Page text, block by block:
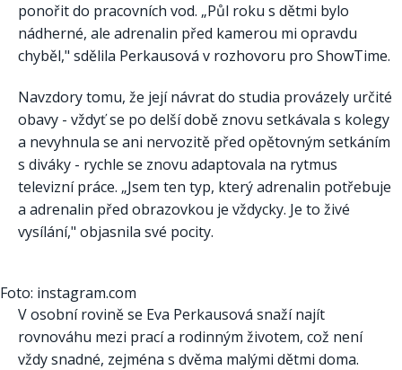
ponořit do pracovních vod. „Půl roku s dětmi bylo
nádherné, ale adrenalin před kamerou mi opravdu
chyběl," sdělila Perkausová v rozhovoru pro ShowTime.
Navzdory tomu, že její návrat do studia provázely určité
obavy - vždyť se po delší době znovu setkávala s kolegy
a nevyhnula se ani nervozitě před opětovným setkáním
s diváky - rychle se znovu adaptovala na rytmus
televizní práce. „Jsem ten typ, který adrenalin potřebuje
a adrenalin před obrazovkou je vždycky. Je to živé
vysílání," objasnila své pocity.
Foto: instagram.com
V osobní rovině se Eva Perkausová snaží najít
rovnováhu mezi prací a rodinným životem, což není
vždy snadné, zejména s dvěma malými dětmi doma.